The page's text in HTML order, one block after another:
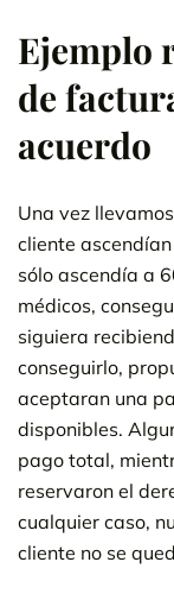
Ejemplo
de
acuerdo
Una vez
cliente
sólo ascendía a
médicos,
siguiera
conseguirlo,
aceptaran una
disponibles.
pago total,
reservaron el
cualquier caso,
cliente no se